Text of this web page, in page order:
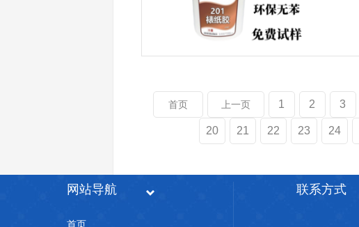
首页 上一页 1 2 3
20 21 22 23 24
网站导航
首页
联系方式